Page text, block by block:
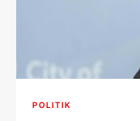
POLITIK